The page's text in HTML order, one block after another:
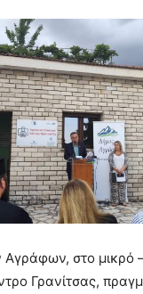
Αγράφων, στο μικρό
Γρανίτσας,